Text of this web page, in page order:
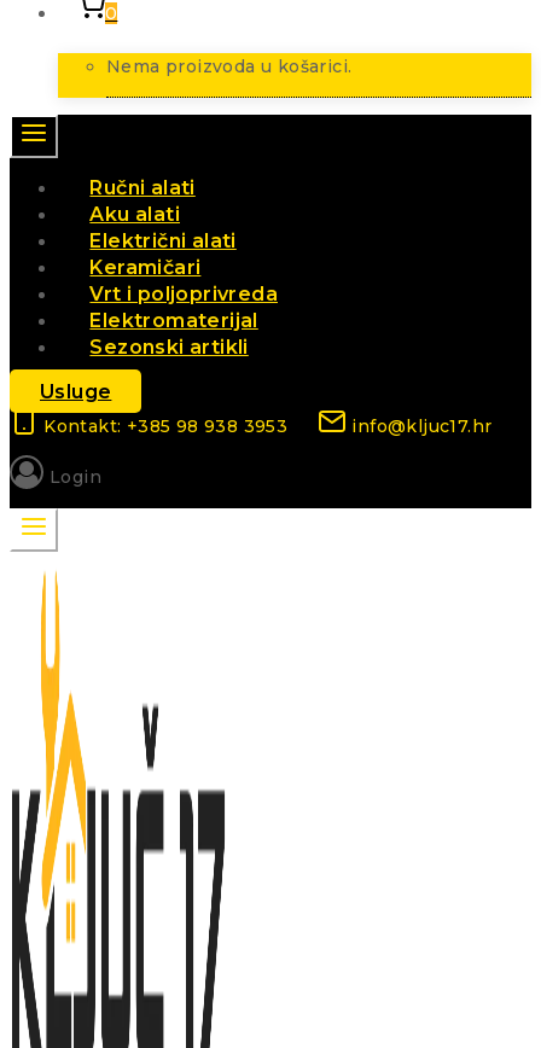
0
Nema proizvoda u košarici.
Ručni alati
Aku alati
Električni alati
Keramičari
Vrt i poljoprivreda
Elektromaterijal
Sezonski artikli
Usluge
Kontakt: +385 98 938 3953 info@kljuc17.hr
Login